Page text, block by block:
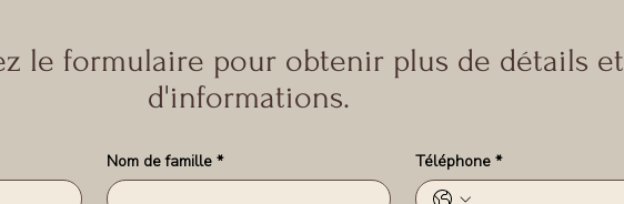
le formulaire pour obtenir plus de détails et
d'informations.
Nom de famille * Téléphone *